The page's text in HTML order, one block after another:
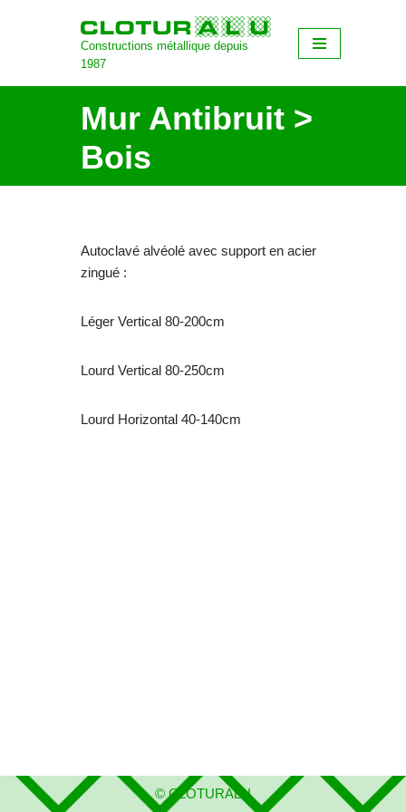
Constructions métallique depuis
1987
Mur Antibruit >
Bois
Autoclavé alvéolé avec support en acier
zingué :
Léger Vertical 80-200cm
Lourd Vertical 80-250cm
Lourd Horizontal 40-140cm
©CLOTURALU